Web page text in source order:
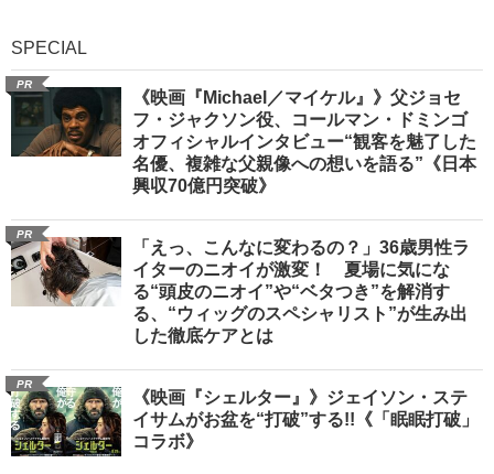
SPECIAL
PR
《映画『Michael／マイケル』》父ジョセ
フ・ジャクソン役、コールマン・ドミンゴ
オフィシャルインタビュー“観客を魅了した
名優、複雑な父親像への想いを語る”《日本
興収70億円突破》
PR
「えっ、こんなに変わるの？」36歳男性ラ
イターのニオイが激変！ 夏場に気にな
る“頭皮のニオイ”や“ベタつき”を解消す
る、“ウィッグのスペシャリスト”が生み出
した徹底ケアとは
PR
《映画『シェルター』》ジェイソン・ステ
イサムがお盆を“打破”する!!《「眠眠打破」
コラボ》